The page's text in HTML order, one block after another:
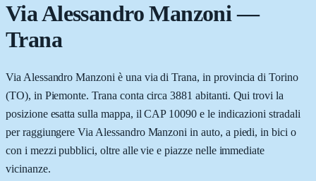
Via Alessandro Manzoni—
Trana
Via Alessandro Manzoni è una via di Trana, in provincia di Torino
(TO), in Piemonte. Trana conta circa 3881 abitanti. Qui trovi la
posizione esatta sulla mappa, il CAP 10090 e le indicazioni stradali
per raggiungere Via Alessandro Manzoni in auto, a piedi, in bici o
con i mezzi pubblici, oltre alle vie e piazze nelle immediate
vicinanze.